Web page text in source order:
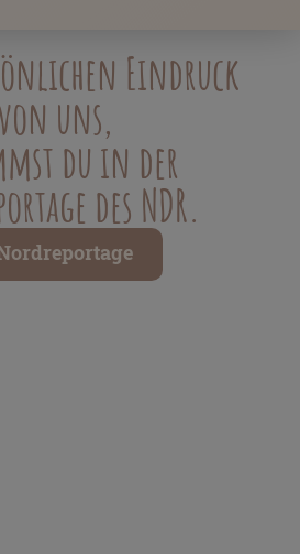
Eindruck
uns,
du in der
des NDR.